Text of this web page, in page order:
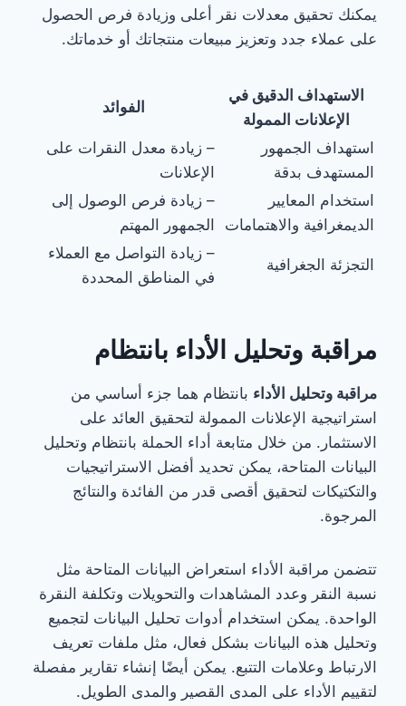
يمكنك تحقيق معدلات نقر أعلى وزيادة فرص الحصول
على عملاء جدد وتعزيز مبيعات منتجاتك أو خدماتك.
الاستهداف الدقيق في
الإعلانات الممولة
الفوائد
استهداف الجمهور
المستهدف بدقة
– زيادة معدل النقرات على
الإعلانات
استخدام المعايير
الديمغرافية والاهتمامات
– زيادة فرص الوصول إلى
الجمهور المهتم
التجزئة الجغرافية
– زيادة التواصل مع العملاء
في المناطق المحددة
مراقبة وتحليل الأداء بانتظام
مراقبة وتحليل الأداء بانتظام هما جزء أساسي من
استراتيجية الإعلانات الممولة لتحقيق العائد على
الاستثمار. من خلال متابعة أداء الحملة بانتظام وتحليل
البيانات المتاحة، يمكن تحديد أفضل الاستراتيجيات
والتكتيكات لتحقيق أقصى قدر من الفائدة والنتائج
المرجوة.
تتضمن مراقبة الأداء استعراض البيانات المتاحة مثل
نسبة النقر وعدد المشاهدات والتحويلات وتكلفة النقرة
الواحدة. يمكن استخدام أدوات تحليل البيانات لتجميع
وتحليل هذه البيانات بشكل فعال، مثل ملفات تعريف
الارتباط وعلامات التتبع. يمكن أيضًا إنشاء تقارير مفصلة
لتقييم الأداء على المدى القصير والمدى الطويل.